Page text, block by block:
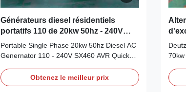
Générateurs diesel résidentiels
portatifs 110 de 20kw 50hz - 240V
SX460 AVR
Portable Single Phase 20kw 50hz Diesel AC
Genernator 110 - 240V SX460 AVR Quick
WERNA Color According to the international
standard color card Feature AC brushless
Obtenez le meilleur prix
card